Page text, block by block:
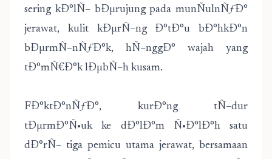
sering kÐ°lÑ– bÐµrujung pada munÑulnÑƒÐ°
jerawat, kulit kÐµrÑ–ng Ð°tÐ°u bÐ°hkÐ°n
bÐµrmÑ–nÑƒÐ°k, hÑ–nggÐ° wajah yang
tÐ°mÑ€Ð°k lÐµbÑ–h kusam.
FÐ°ktÐ°nÑƒÐ°, kurÐ°ng tÑ–dur
tÐµrmÐ°Ñ•uk ke dÐ°lÐ°m Ñ•Ð°lÐ°h satu
dÐ°rÑ– tiga pemicu utama jerawat, bersamaan